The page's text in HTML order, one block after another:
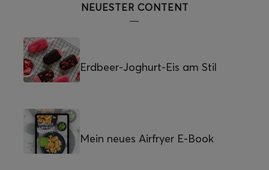
NEUESTER CONTENT
Erdbeer-Joghurt-Eis am Stil
Mein neues Airfryer E-Book